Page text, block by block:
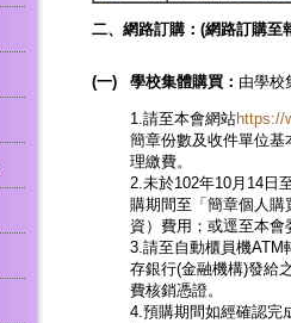
二、網路訂購： (網路訂購至
(一) 學校集體購買： 由學校
1.請至本會網站https://
簡章份數及收件單位
理繳費。
2.未於102年10月14日
購期間至「簡章個人
資）費用；或逕至本
3.請至自動櫃員機ATM
存銀行(金融機構)發給
費核銷憑證。
4.預購期間如經確認完